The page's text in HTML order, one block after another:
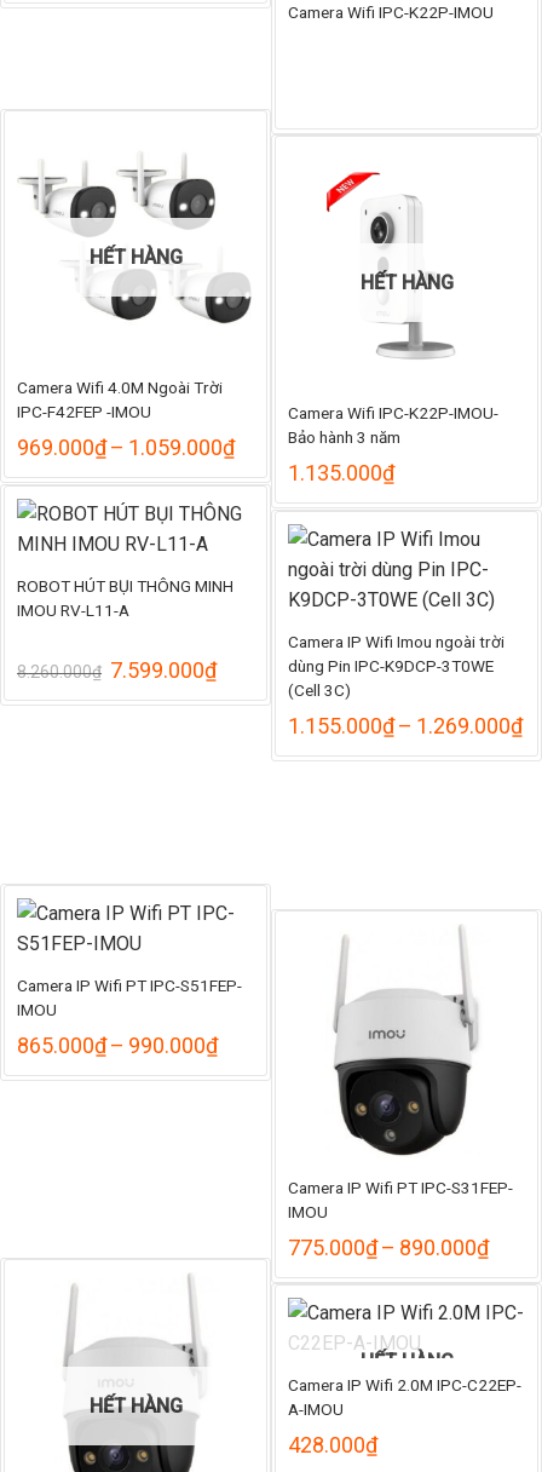
Camera Wifi IPC-K22P-IMOU
HẾT HÀNG
Camera Wifi 4.0M Ngoài Trời
IPC-F42FEP -IMOU
969.000₫– 1.059.000₫Khoảng
từ
969.000₫
HẾT HÀNG
Camera Wifi IPC-K22P-IMOU-
Bảo hành 3 năm
1.135.000₫
ROBOT HÚT BỤI THÔNG MINH
IMOU RV-L11-A
8.260.000₫ Giá
là:
7.599.000₫Giá
tại
7.599.000₫.
Camera IP Wifi Imou ngoài trời
dùng Pin IPC-K9DCP-3T0WE
(Cell 3C)
1.155.000₫– 1.269.000₫
từ
Camera IP Wifi PT IPC-S51FEP-
IMOU
865.000₫– 990.000₫Khoảng
từ
Camera IP Wifi PT IPC-S31FEP-
IMOU
775.000₫– 890.000₫
từ
HẾT HÀNG
HẾT HÀNG
Camera IP Wifi 2.0M IPC-C22EP-
A-IMOU
428.000₫